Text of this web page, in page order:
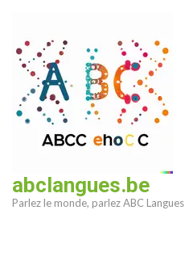
contenu
(Pressez
Entrée)
abclangues.be
Parlez le monde, parlez ABC Langues